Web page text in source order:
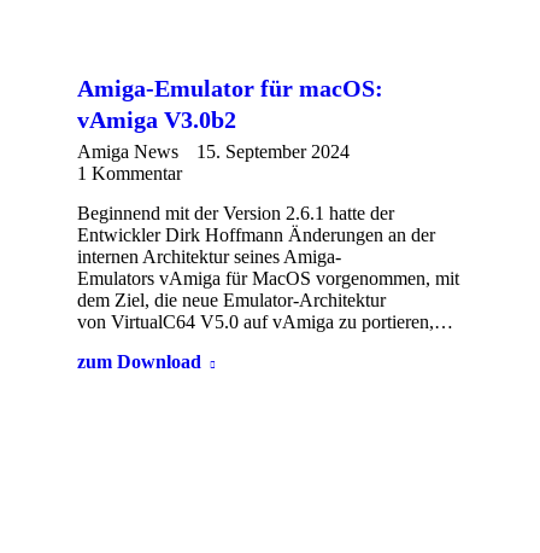
Amiga-Emulator für macOS:
vAmiga V3.0b2
Amiga News
15. September 2024
1 Kommentar
Beginnend mit der Version 2.6.1 hatte der
Entwickler Dirk Hoffmann Änderungen an der
internen Architektur seines Amiga-
Emulators vAmiga für MacOS vorgenommen, mit
dem Ziel, die neue Emulator-Architektur
von VirtualC64 V5.0 auf vAmiga zu portieren,…
zum Download